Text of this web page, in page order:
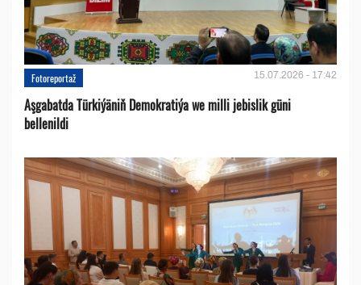
Fotoreportaž 15.07.2026 - 17:42
Aşgabatda Türkiýäniň Demokratiýa we milli jebislik güni
bellenildi